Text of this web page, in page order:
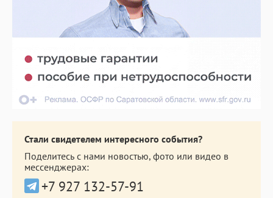
Стали свидетелем интересного события?
Поделитесь с нами новостью, фото или видео в
мессенджерах:
+7 927 132-57-91